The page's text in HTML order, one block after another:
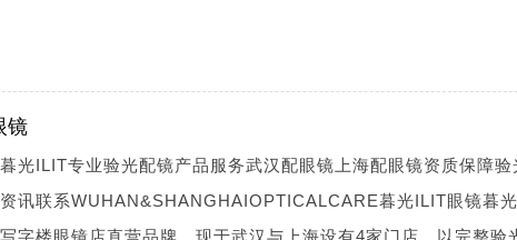
镜
光ILIT专业验光配镜产品服务武汉配眼镜上海配眼镜资质保障验
讯联系WUHAN&SHANGHAIOPTICALCARE暮光ILIT眼镜暮
字楼眼镜店直营品牌，现于武汉与上海设有4家门店。以完整验